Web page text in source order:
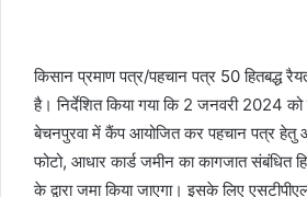
किसान प्रमाण पत्र/पहचान पत्र 50 हितबद्ध
है। निर्देशित किया गया कि 2 जनवरी 2024
बेचनपुरवा में कैंप आयोजित कर पहचान पत्र हेतु
फोटो, आधार कार्ड जमीन का कागजात संबंधित
के द्वारा जमा किया जाएगा। इसके लिए